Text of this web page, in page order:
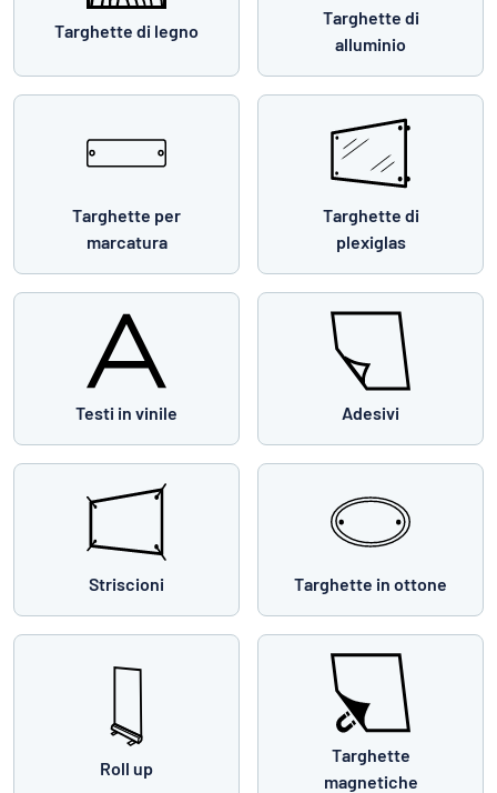
Targhette di legno
Targhette di
alluminio
Targhette per
marcatura
Targhette di
plexiglas
Testi in vinile Adesivi
Striscioni Targhette in ottone
Roll up
Targhette
magnetiche